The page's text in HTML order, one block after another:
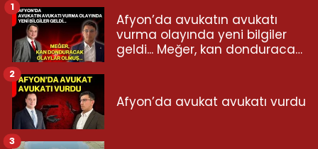
Afyon’da avukatın avukatı
vurma olayında yeni bilgiler
geldi... Meğer, kan donduracak
1
Afyon’da avukat avukatı vurdu
2
3